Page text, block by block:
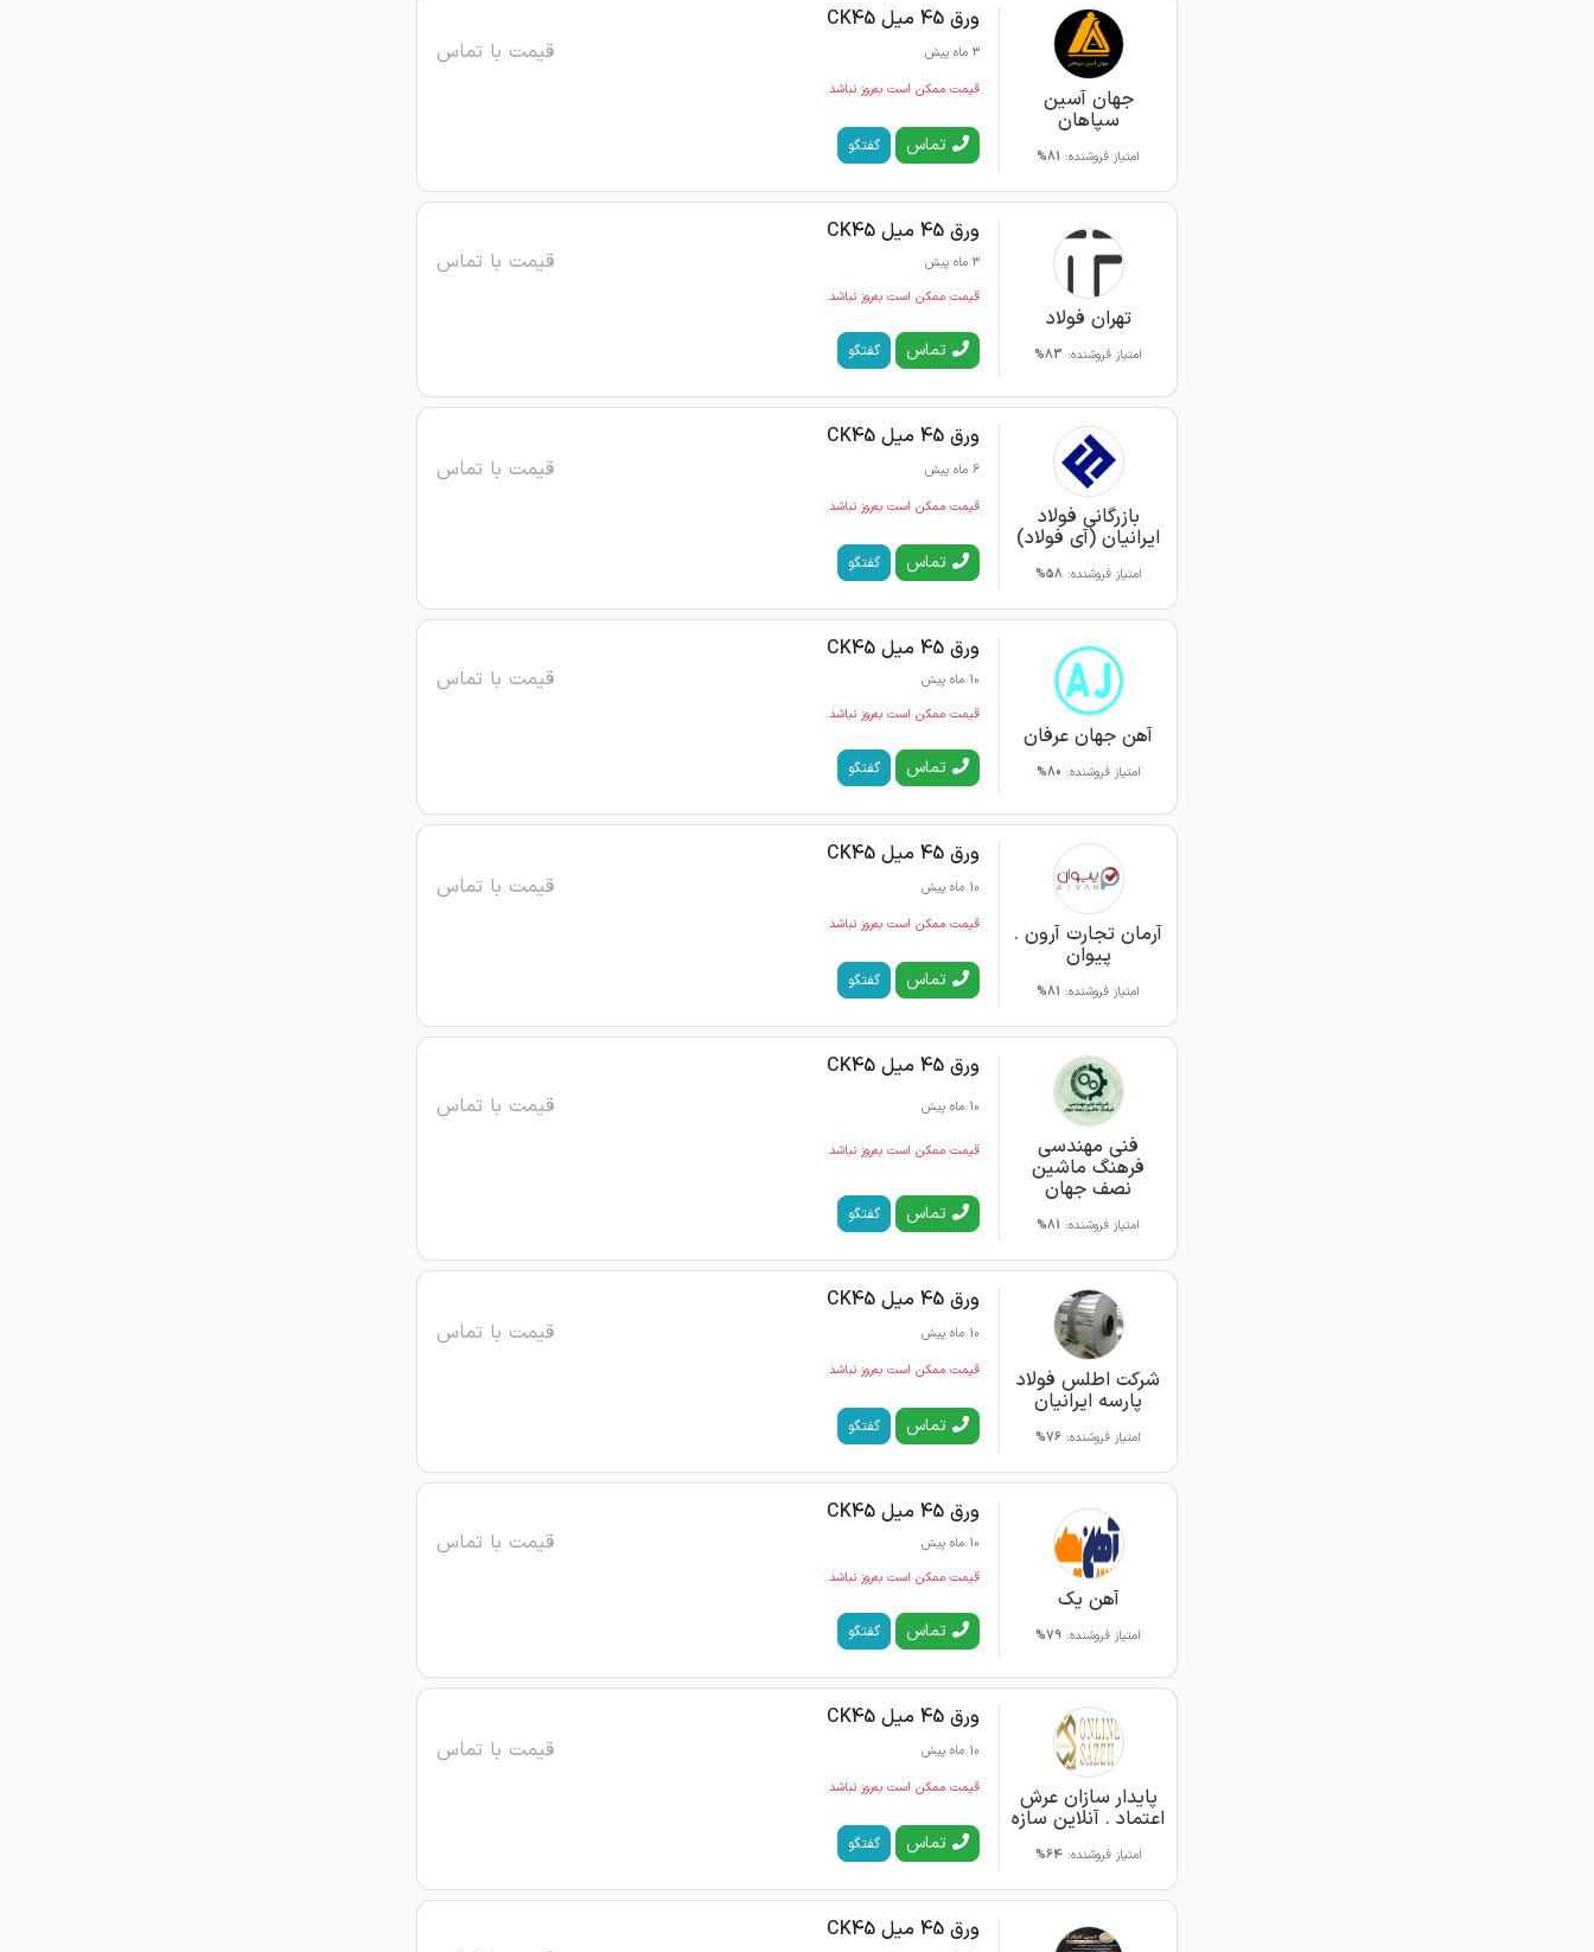
جهان آسین
سپاهان
امتیاز فروشنده: 81%
ورق 45 میل CK45
3 ماه پیش قیمت با تماس
قیمت ممکن است به‌روز نباشد
تماس گفتگو
تهران فولاد
امتیاز فروشنده: 83%
ورق 45 میل CK45
3 ماه پیش قیمت با تماس
قیمت ممکن است به‌روز نباشد
تماس گفتگو
بازرگانی فولاد
ایرانیان (آی فولاد)
امتیاز فروشنده: 58%
ورق 45 میل CK45
6 ماه پیش قیمت با تماس
قیمت ممکن است به‌روز نباشد
تماس گفتگو
آهن جهان عرفان
امتیاز فروشنده: 80%
ورق 45 میل CK45
10 ماه پیش قیمت با تماس
قیمت ممکن است به‌روز نباشد
تماس گفتگو
آرمان تجارت آرون .
پیوان
امتیاز فروشنده: 81%
ورق 45 میل CK45
10 ماه پیش قیمت با تماس
قیمت ممکن است به‌روز نباشد
تماس گفتگو
فنی مهندسی
فرهنگ ماشین
نصف جهان
امتیاز فروشنده: 81%
ورق 45 میل CK45
10 ماه پیش قیمت با تماس
قیمت ممکن است به‌روز نباشد
تماس گفتگو
شرکت اطلس فولاد
پارسه ایرانیان
امتیاز فروشنده: 76%
ورق 45 میل CK45
10 ماه پیش قیمت با تماس
قیمت ممکن است به‌روز نباشد
تماس گفتگو
آهن یک
امتیاز فروشنده: 79%
ورق 45 میل CK45
10 ماه پیش قیمت با تماس
قیمت ممکن است به‌روز نباشد
تماس گفتگو
پایدار سازان عرش
اعتماد . آنلاین سازه
امتیاز فروشنده:64%
ورق 45 میل CK45
10 ماه پیش قیمت با تماس
قیمت ممکن است به‌روز نباشد
تماس گفتگو
ورق 45 میل CK45